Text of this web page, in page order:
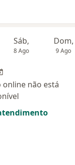
Sáb,
8 Ago
Dom,
9 Ago
não está